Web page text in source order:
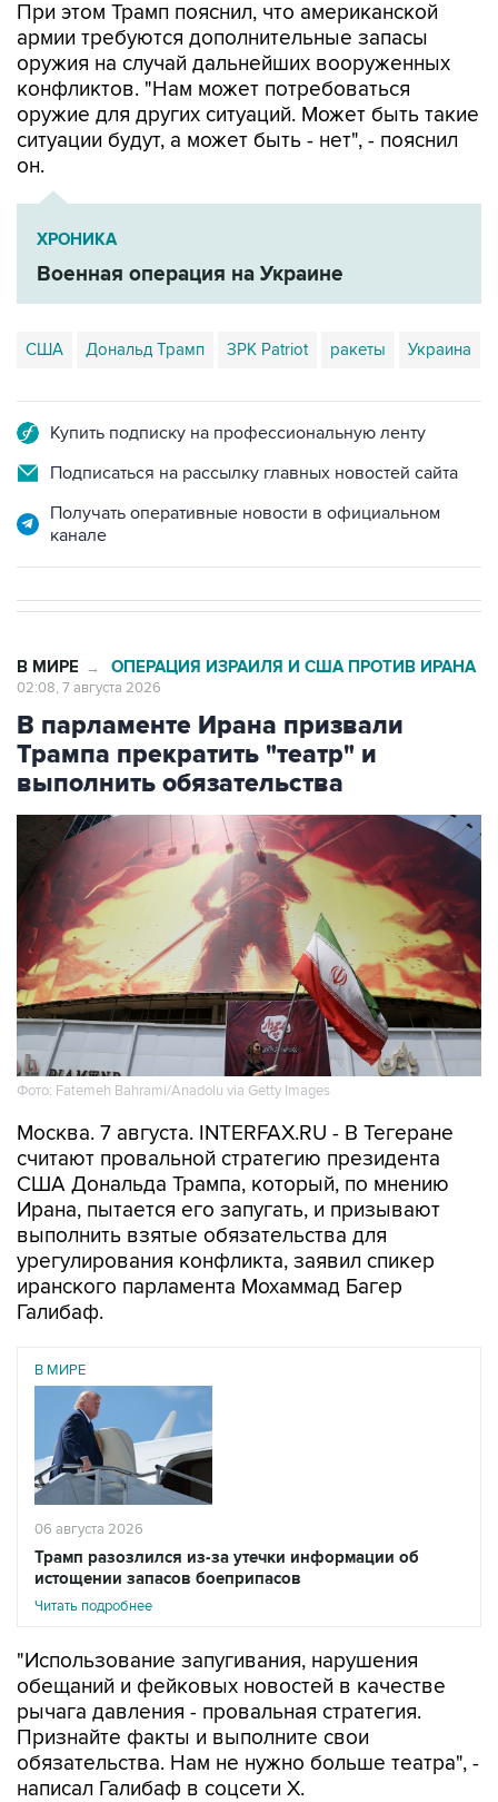
При этом Трамп пояснил, что американской
армии требуются дополнительные запасы
оружия на случай дальнейших вооруженных
конфликтов. "Нам может потребоваться
оружие для других ситуаций. Может быть такие
ситуации будут, а может быть - нет", - пояснил
он.
ХРОНИКА
Военная операция на Украине
США Дональд Трамп ЗРК Patriot ракеты Украина
Купить подписку на профессиональную ленту
Подписаться на рассылку главных новостей сайта
Получать оперативные новости в официальном
канале
В МИРЕ → ОПЕРАЦИЯ ИЗРАИЛЯ И США ПРОТИВ ИРАНА
02:08, 7 августа 2026
В парламенте Ирана призвали
Трампа прекратить "театр" и
выполнить обязательства
Фото: Fatemeh Bahrami/Anadolu via Getty Images
Москва. 7 августа. INTERFAX.RU - В Тегеране
считают провальной стратегию президента
США Дональда Трампа, который, по мнению
Ирана, пытается его запугать, и призывают
выполнить взятые обязательства для
урегулирования конфликта, заявил спикер
иранского парламента Мохаммад Багер
Галибаф.
В МИРЕ
06 августа 2026
Трамп разозлился из-за утечки информации об
истощении запасов боеприпасов
Читать подробнее
"Использование запугивания, нарушения
обещаний и фейковых новостей в качестве
рычага давления - провальная стратегия.
Признайте факты и выполните свои
обязательства. Нам не нужно больше театра", -
написал Галибаф в соцсети X.